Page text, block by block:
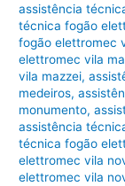
assistência
técnica fogão
fogão elettromec
elettromec vila
vila mazzei,
medeiros,
monumento,
assistência
técnica fogão
elettromec vila
elettromec vila